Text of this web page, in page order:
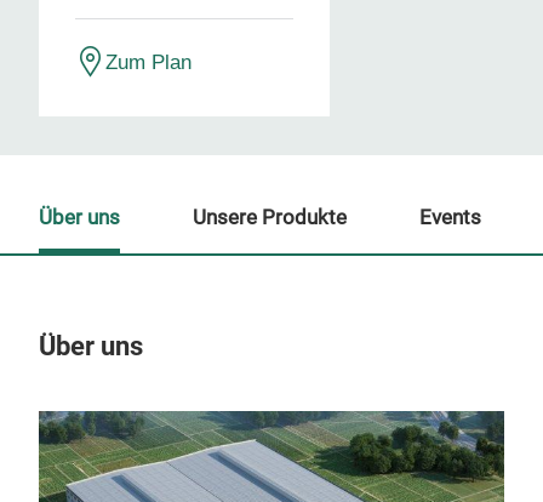
Zum Plan
Über uns
Über uns Unsere Produkte Events